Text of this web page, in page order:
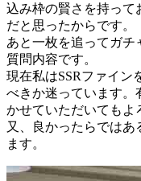
込み枠の賢さを持って
だと思ったからです。
あと一枚を追ってガ
質問内容です。
現在私はSSRファイン
べきか迷っています。
かせていただいてもよ
又、良かったらでは
ます。